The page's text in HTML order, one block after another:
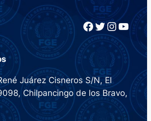
Facebook Twitter InstagramYouTube
Juárez Cisneros S/N, El
Chilpancingo de los Bravo,